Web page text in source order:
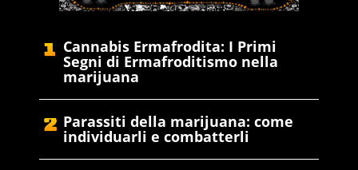
Cannabis Ermafrodita: I Primi
Segni di Ermafroditismo nella
marijuana
Parassiti della marijuana: come
individuarli e combatterli